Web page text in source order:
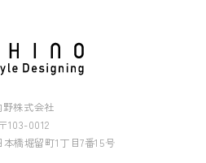
野株式会社
〒103-0012
橋堀留町1丁目7番15号